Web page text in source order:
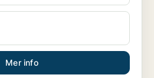
Mer info